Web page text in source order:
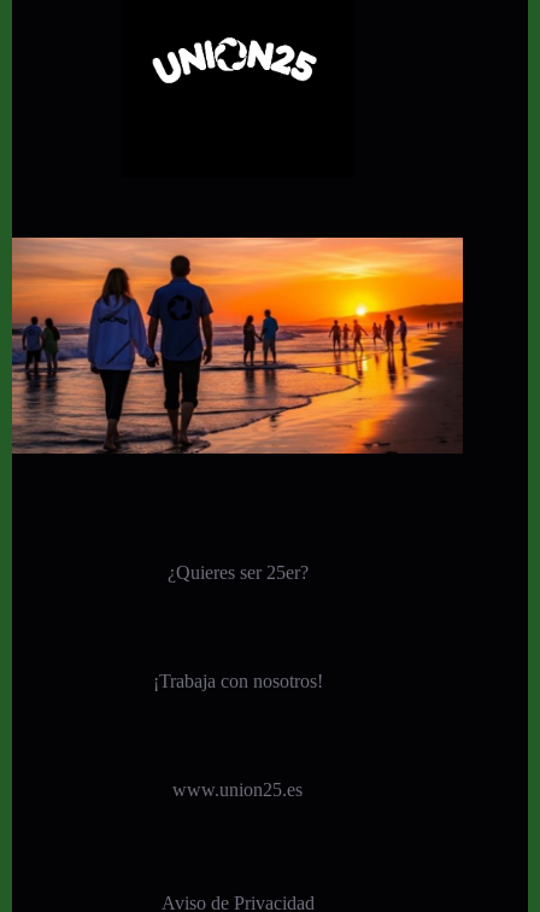
¿Quieres ser 25er?
¡Trabaja con nosotros!
www.union25.es
Aviso de Privacidad